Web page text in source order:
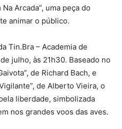
Arcada”, uma peça do
animar o público.
Tin.Bra – Academia de
julho, às 21h30. Baseado no
de Richard Bach, e
de Alberto Vieira, o
liberdade, simbolizada
nos grandes voos das aves.